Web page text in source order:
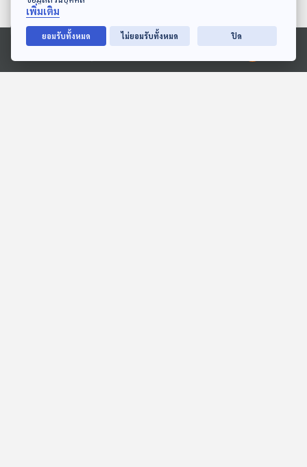
Ⓒ 2020 องค์การกระจายเสียงและแพร่ภาพสาธารณะแห่งประเทศไทย
เพิ่มเติม
ยอมรับทั้งหมด ไม่ยอมรับทั้งหมด ปิด